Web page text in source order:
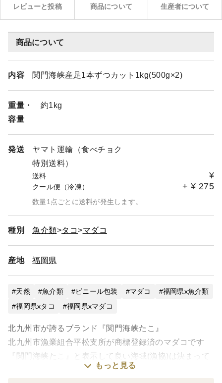
レビューと投稿 商品について 生産者について
商品について
内容 関門海峡産足1本ずつカット1kg(500g×2)
重量・
容量
約1kg
発送
ヤマト運輸（食べチョク
特別送料）
送料 ¥
クール便（冷凍） + ¥ 275
数量1点ごとに送料が発生します。
種別 魚介類 タコ マダコ
産地 福岡県
天然 魚介類 ビニール包装 マダコ
福岡県x魚介類
福岡県xタコ
福岡県xマダコ
北九州市が誇るブランド『関門海峡たこ』
北九州市漁業組合平松支所が商標登録済のマダコです
『関門海峡たこ』と表示して良い海域(漁協)は決まって
もっと見る